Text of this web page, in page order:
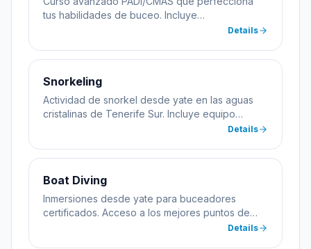
tus habilidades de buceo. Incluye
especialidades como navegación submarina,
se realizan desde el yate Pepez1.
Details
Snorkeling
Actividad de snorkel desde yate en las aguas
cristalinas de Tenerife Sur. Incluye equipo
completo y guía. Apto para toda la familia desde
Details
Boat Diving
Inmersiones desde yate para buceadores
certificados. Acceso a los mejores puntos de
Details